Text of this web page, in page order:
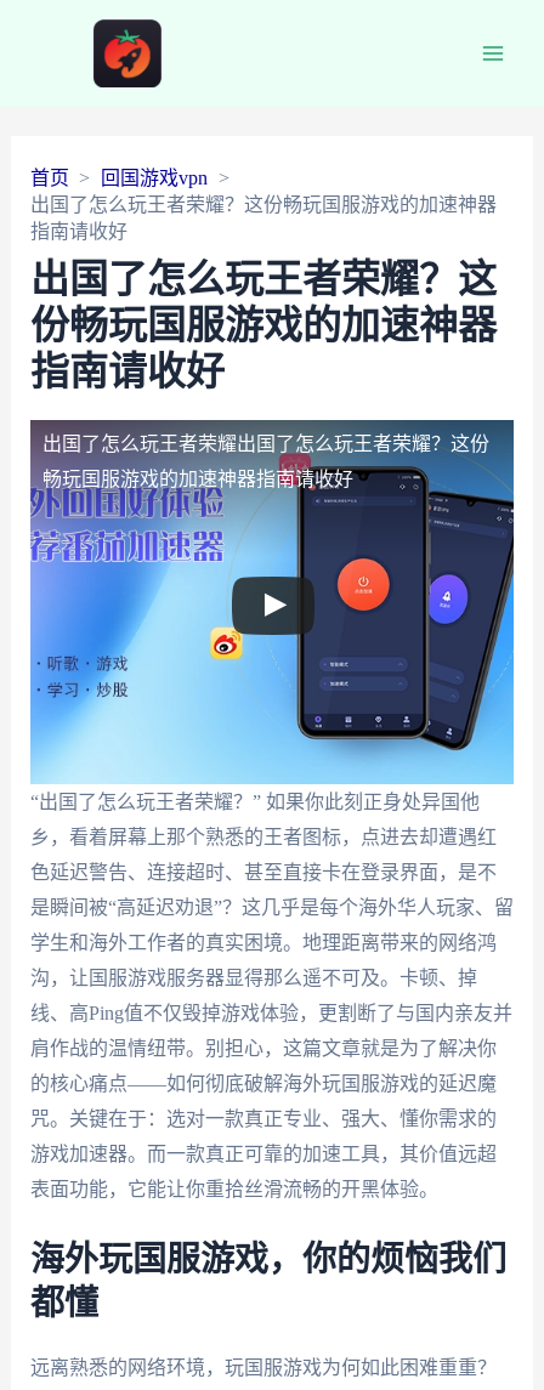
首页
回国游戏vpn
出国了怎么玩王者荣耀？这份畅玩国服游戏的加速神器
指南请收好
出国了怎么玩王者荣耀？这
份畅玩国服游戏的加速神器
指南请收好
出国了怎么玩王者荣耀出国了怎么玩王者荣耀？这份
畅玩国服游戏的加速神器指南请收好
“出国了怎么玩王者荣耀？” 如果你此刻正身处异国他
乡，看着屏幕上那个熟悉的王者图标，点进去却遭遇红
色延迟警告、连接超时、甚至直接卡在登录界面，是不
是瞬间被“高延迟劝退”？这几乎是每个海外华人玩家、留
学生和海外工作者的真实困境。地理距离带来的网络鸿
沟，让国服游戏服务器显得那么遥不可及。卡顿、掉
线、高Ping值不仅毁掉游戏体验，更割断了与国内亲友并
肩作战的温情纽带。别担心，这篇文章就是为了解决你
的核心痛点——如何彻底破解海外玩国服游戏的延迟魔
咒。关键在于：选对一款真正专业、强大、懂你需求的
游戏加速器。而一款真正可靠的加速工具，其价值远超
表面功能，它能让你重拾丝滑流畅的开黑体验。
海外玩国服游戏，你的烦恼我们
都懂
远离熟悉的网络环境，玩国服游戏为何如此困难重重？